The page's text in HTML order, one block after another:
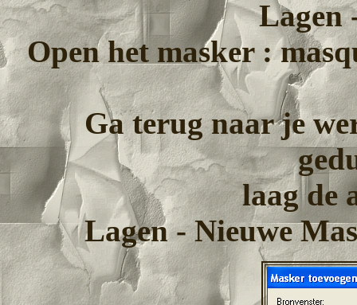
Lagen
Open het masker :
Ga terug naar je
laag de
Lagen - Nieuwe